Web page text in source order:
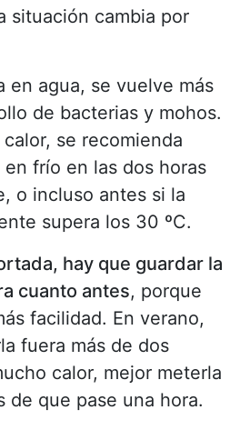
situación cambia por
en agua, se vuelve más
de bacterias y mohos.
se recomienda
frío en las dos horas
o incluso antes si la
supera los 30 ºC.
hay que guardar la
cuanto antes, porque
facilidad. En verano,
fuera más de dos
calor, mejor meterla
de que pase una hora.